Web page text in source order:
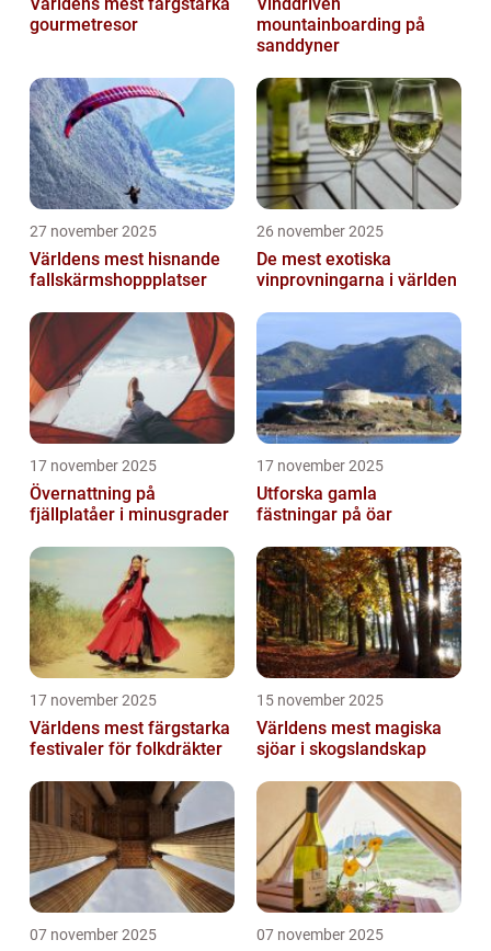
gourmetresor
mountainboarding på
sanddyner
27 november 2025
Världens mest hisnande
fallskärmshoppplatser
26 november 2025
De mest exotiska
vinprovningarna i världen
17 november 2025
Övernattning på
fjällplatåer i minusgrader
17 november 2025
Utforska gamla
fästningar på öar
17 november 2025
Världens mest färgstarka
festivaler för folkdräkter
15 november 2025
Världens mest magiska
sjöar i skogslandskap
07 november 2025 07 november 2025